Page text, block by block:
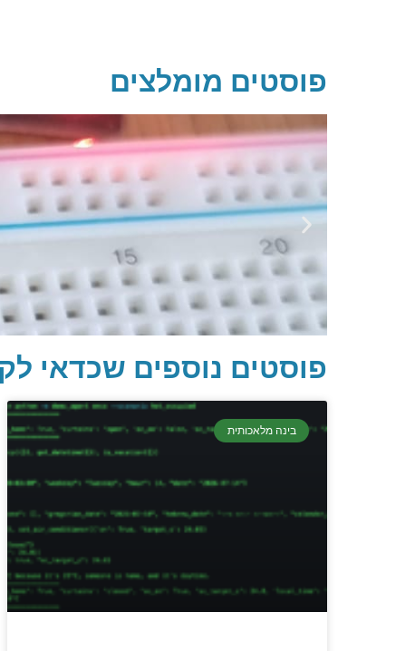
פוסטים מומלצים
קריפטוגרפיה, ביצועים,
מתכנתים
פוסטים נוספים שכדאי
בינה מלאכותית